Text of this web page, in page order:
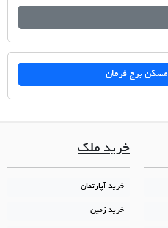
مسکن برج فرمان
خرید ملک
خرید آپارتمان
خرید زمین